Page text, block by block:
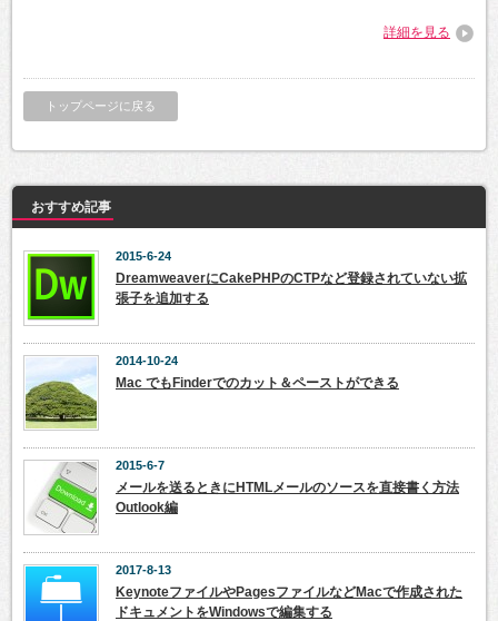
詳細を見る
トップページに戻る
おすすめ記事
2015-6-24
DreamweaverにCakePHPのCTPなど登録されていない拡
張子を追加する
2014-10-24
Mac でもFinderでのカット＆ペーストができる
2015-6-7
メールを送るときにHTMLメールのソースを直接書く方法
Outlook編
2017-8-13
KeynoteファイルやPagesファイルなどMacで作成された
ドキュメントをWindowsで編集する